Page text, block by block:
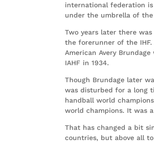
international federation
under the umbrella of
Two years later there
the forerunner of the IHF.
American Avery
IAHF in 1934.
Though Brundage later
was disturbed for a long
handball world
world champions. It was
That has changed a bit
countries, but above all